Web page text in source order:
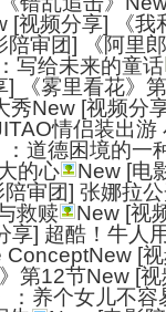
[视频分享] 《我
审团] 《阿里
写给未来的童话
] 《雾里看花》
New [视频分
情侣装出游
道德困境的一
的心
New [电
审团] 张娜拉
救赎
New [视
] 超酷！牛人
[
第12节New [
：养个女儿不容